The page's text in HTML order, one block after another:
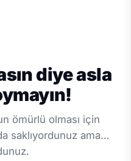
diye asla
ömürlü olması için
saklıyordunuz ama…